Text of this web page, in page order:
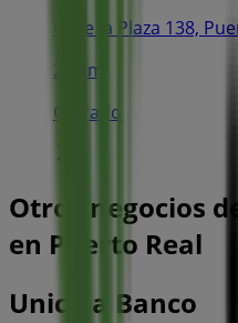
Cl de la Plaza 138,
203 m
Cerrado
Otros negocios
en Puerto Real
Unicaja Banco